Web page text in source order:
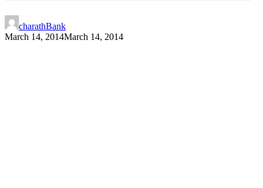
charathBank
March 14, 2014March 14, 2014